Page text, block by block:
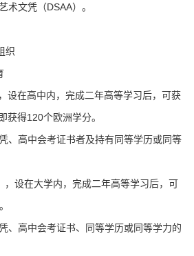
术文凭（DSAA）。
织
在高中内，完成二年高等学习后，可获
获得120个欧洲学分。
高中会考证书者及持有同等学历或同等
设在大学内，完成二年高等学习后，可
高中会考证书、同等学历或同等学力的